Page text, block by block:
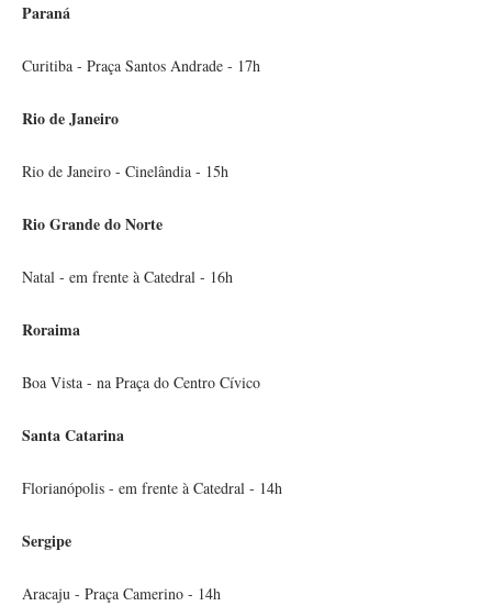
Paraná
Curitiba - Praça Santos Andrade - 17h
Rio de Janeiro
Rio de Janeiro - Cinelândia - 15h
Rio Grande do Norte
Natal - em frente à Catedral - 16h
Roraima
Boa Vista - na Praça do Centro Cívico
Santa Catarina
Florianópolis - em frente à Catedral - 14h
Sergipe
Aracaju - Praça Camerino - 14h